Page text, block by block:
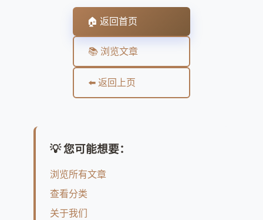
🏠 返回首页
📚 浏览文章
⬅️ 返回上页
💡 您可能想要：
浏览所有文章
查看分类
关于我们